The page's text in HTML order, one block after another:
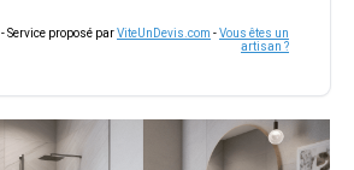
- Service proposé parViteUnDevis.com -Vous êtes un
artisan ?